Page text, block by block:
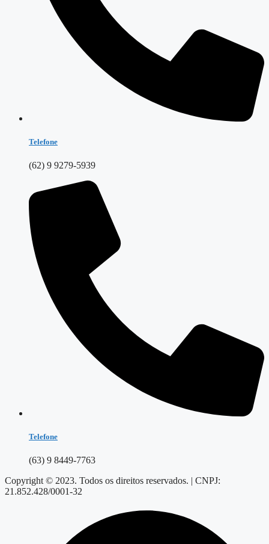
Telefone
(62) 9 9279-5939
Telefone
(63) 9 8449-7763
Copyright © 2023. Todos os direitos reservados. | CNPJ:
21.852.428/0001-32